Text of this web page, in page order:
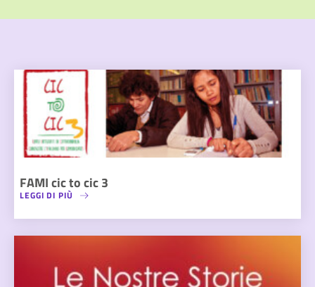
FAMI cic to cic 3
LEGGI DI PIÙ